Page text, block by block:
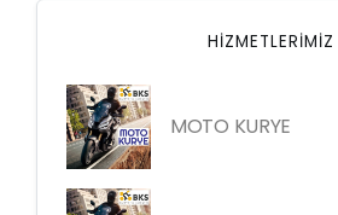
HIZMETLERIMIZ
MOTO KURYE